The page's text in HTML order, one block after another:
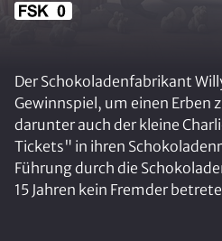
Der Schokoladenfabrikant
Gewinnspiel, um einen Erben
darunter auch der kleine
Tickets" in ihren
Führung durch die
15 Jahren kein Fremder